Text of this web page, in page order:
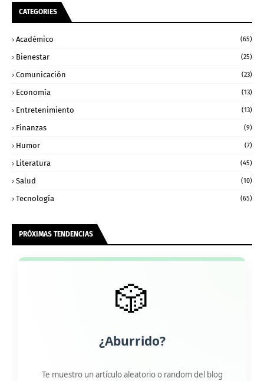
CATEGORIES
Académico (65)
Bienestar (25)
Comunicación (23)
Economía (13)
Entretenimiento (13)
Finanzas (9)
Humor (7)
Literatura (45)
Salud (10)
Tecnología (65)
PRÓXIMAS TENDENCIAS
🎲
¿Aburrido?
Te muestro un artículo aleatorio o random del blog